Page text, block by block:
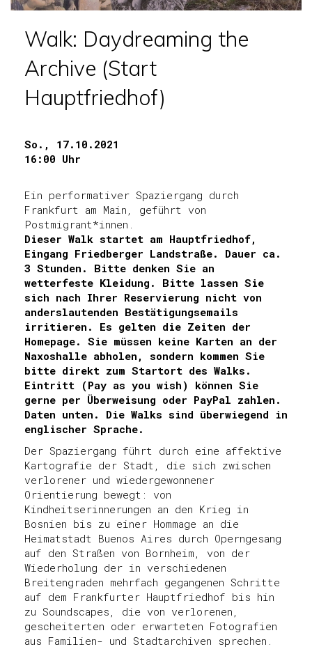
Walk: Daydreaming the
Archive (Start
Hauptfriedhof)
So., 17.10.2021
16:00 Uhr
Ein performativer Spaziergang durch
Frankfurt am Main, geführt von
Postmigrant*innen.
Dieser Walk startet am Hauptfriedhof,
Eingang Friedberger Landstraße. Dauer ca.
3 Stunden. Bitte denken Sie an
wetterfeste Kleidung. Bitte lassen Sie
sich nach Ihrer Reservierung nicht von
anderslautenden Bestätigungsemails
irritieren. Es gelten die Zeiten der
Homepage. Sie müssen keine Karten an der
Naxoshalle abholen, sondern kommen Sie
bitte direkt zum Startort des Walks.
Eintritt (Pay as you wish) können Sie
gerne per Überweisung oder PayPal zahlen.
Daten unten. Die Walks sind überwiegend in
englischer Sprache.
Der Spaziergang führt durch eine affektive
Kartografie der Stadt, die sich zwischen
verlorener und wiedergewonnener
Orientierung bewegt: von
Kindheitserinnerungen an den Krieg in
Bosnien bis zu einer Hommage an die
Heimatstadt Buenos Aires durch Operngesang
auf den Straßen von Bornheim, von der
Wiederholung der in verschiedenen
Breitengraden mehrfach gegangenen Schritte
auf dem Frankfurter Hauptfriedhof bis hin
zu Soundscapes, die von verlorenen,
gescheiterten oder erwarteten Fotografien
aus Familien- und Stadtarchiven sprechen.